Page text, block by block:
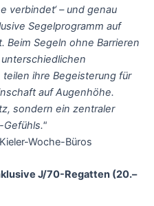
verbindet‘ – und genau
Segelprogramm auf
Beim Segeln ohne Barrieren
ihre Begeisterung für
auf Augenhöhe.
sondern ein zentraler
Gefühls."
Woche-Büros
J/70-Regatten (20.–